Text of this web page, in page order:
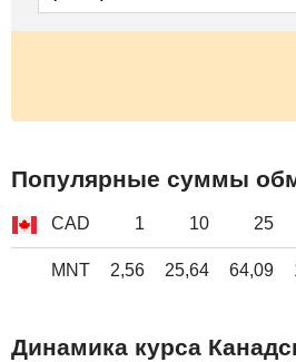
Популярные суммы
CAD 1 10 25
MNT 2,56 25,64 64,09
Динамика курса